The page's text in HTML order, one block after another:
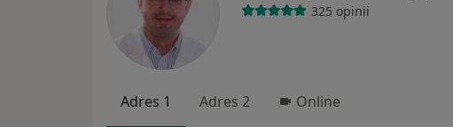
325 opinii
Adres 1 Adres 2 Online